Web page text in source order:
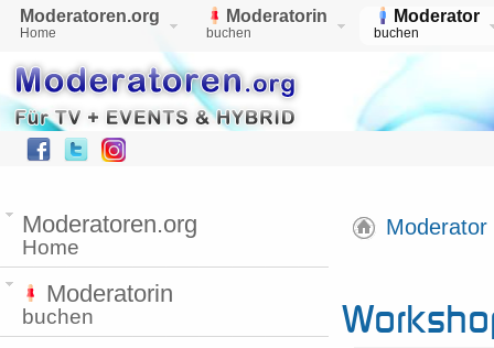
Moderatoren.org
Home
Moderatorin
buchen
Moderator
buchen
Moderator
Moderatoren.org
Home
Moderatorin
buchen